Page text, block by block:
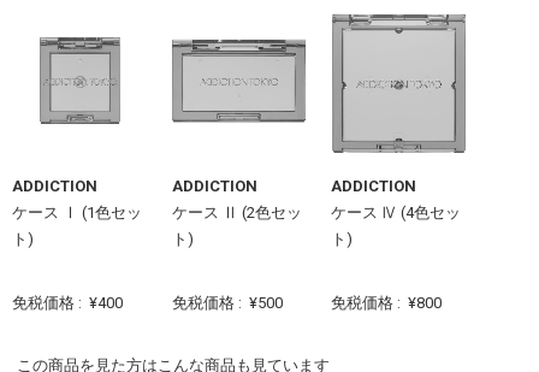
ADDICTION
ケース Ⅰ (1色セッ
ト)
免税価格 : ¥400
ADDICTION
ケース Ⅱ (2色セッ
ト)
免税価格 : ¥500
ADDICTION
ケース Ⅳ (4色セッ
ト)
免税価格 : ¥800
この商品を見た方はこんな商品も見ています